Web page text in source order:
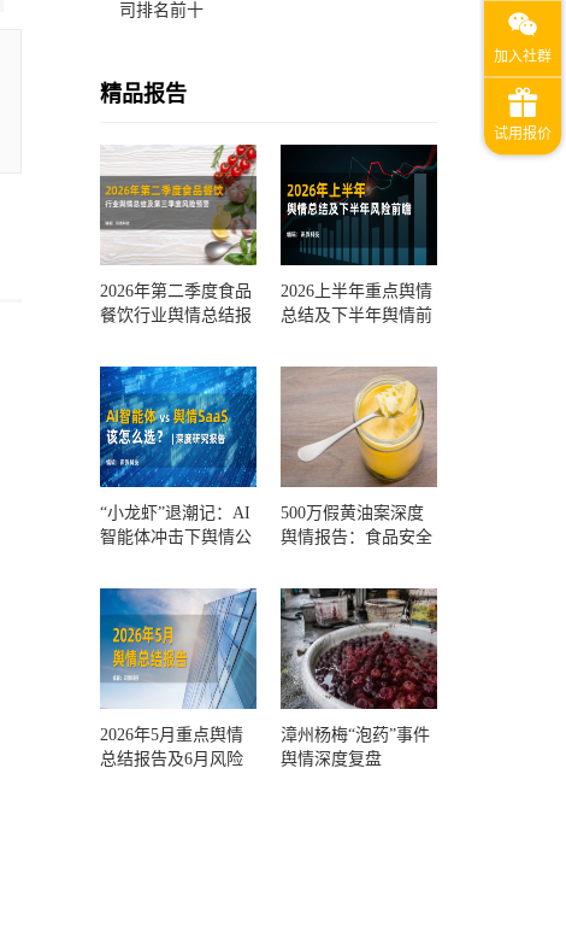
司排名前十
精品报告
2026年第二季度食品
餐饮行业舆情总结报
测
2026上半年重点舆情
总结及下半年舆情前
“小龙虾”退潮记：AI
智能体冲击下舆情公
500万假黄油案深度
舆情报告：食品安全
一环？
2026年5月重点舆情
总结报告及6月风险
漳州杨梅“泡药”事件
舆情深度复盘